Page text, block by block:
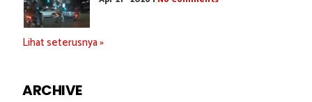
Lihat seterusnya »
ARCHIVE